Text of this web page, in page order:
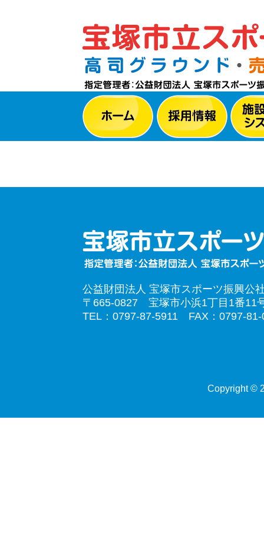
公益財団法人 宝塚市スポーツ振興公
〒665-0827 宝塚市小浜1丁目1番11
TEL：0797-87-5911 FAX：0797-81-
Copyright ©